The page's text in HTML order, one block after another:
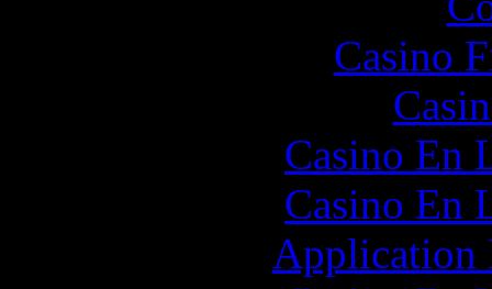
Casino
Casino En
Casino En
Application